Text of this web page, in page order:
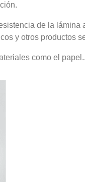
de la lámina
y otros productos
como el